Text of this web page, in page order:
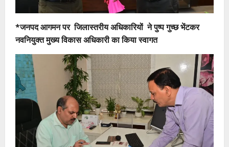
*जनपद आगमन पर जिलास्तरीय अधिकारियों ने पुष्प गुच्छ भेंटकर
नवनियुक्त मुख्य विकास अधिकारी का किया स्वागत